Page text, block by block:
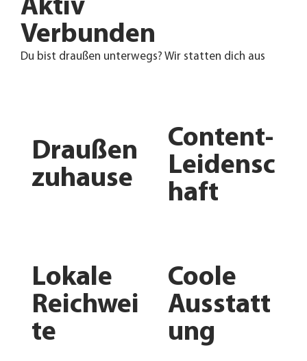
Aktiv
Verbunden
Du bist draußen unterwegs? Wir statten dich aus
Draußen
zuhause
Content-
Leidensc
haft
Lokale
Reichwei
te
Coole
Ausstatt
ung